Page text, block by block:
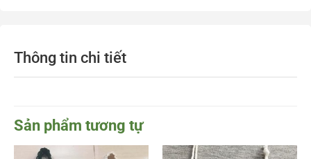
Thông tin chi tiết
Sản phẩm tương tự